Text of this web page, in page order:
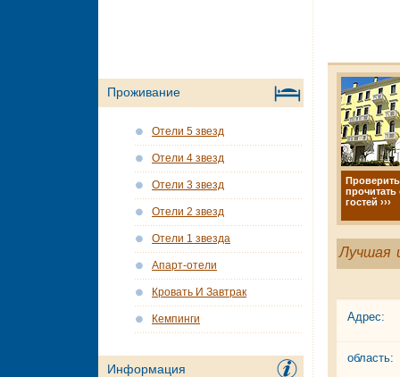
гостей ›››
Лучшая
Адрес:
область:
Проживание
Отели 5 звезд
Отели 4 звезд
Отели 3 звезд
Отели 2 звезд
Отели 1 звезда
Апарт-отели
Кровать И Завтрак
Кемпинги
Информация